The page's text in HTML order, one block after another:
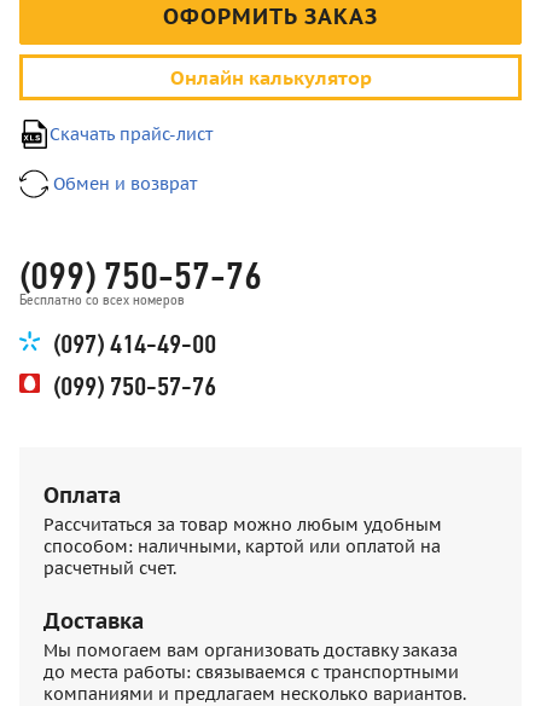
ОФОРМИТЬ ЗАКАЗ
Онлайн калькулятор
Скачать прайс-лист
Обмен и возврат
(099) 750-57-76
Бесплатно со всех номеров
(097) 414-49-00
(099) 750-57-76
Оплата
Рассчитаться за товар можно любым удобным
способом: наличными, картой или оплатой на
расчетный счет.
Доставка
Мы помогаем вам организовать доставку заказа
до места работы: связываемся с транспортными
компаниями и предлагаем несколько вариантов.